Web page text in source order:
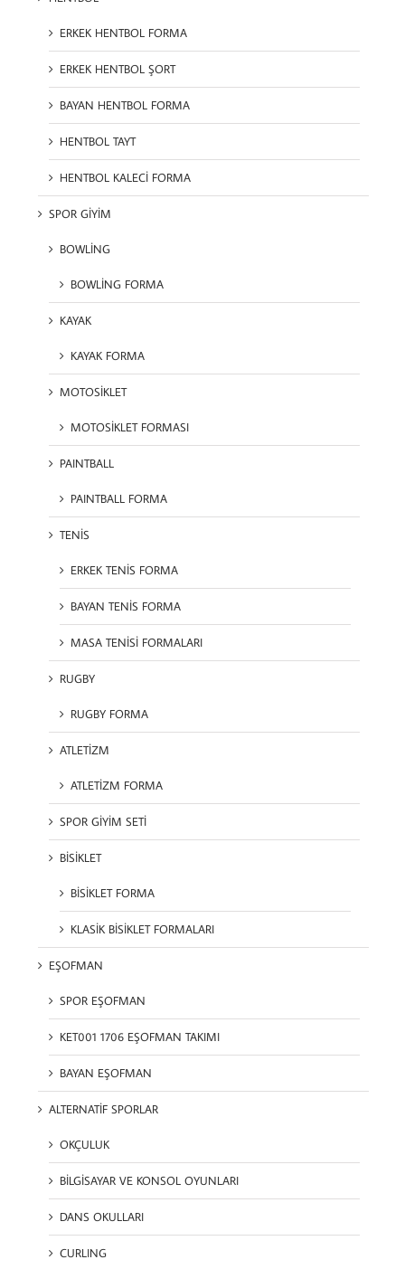
ERKEK HENTBOL FORMA
ERKEK HENTBOL ŞORT
BAYAN HENTBOL FORMA
HENTBOL TAYT
HENTBOL KALECİ FORMA
SPOR GİYİM
BOWLİNG
BOWLİNG FORMA
KAYAK
KAYAK FORMA
MOTOSİKLET
MOTOSİKLET FORMASI
PAINTBALL
PAINTBALL FORMA
TENİS
ERKEK TENİS FORMA
BAYAN TENİS FORMA
MASA TENİSİ FORMALARI
RUGBY
RUGBY FORMA
ATLETİZM
ATLETİZM FORMA
SPOR GİYİM SETİ
BİSİKLET
BİSİKLET FORMA
KLASİK BİSİKLET FORMALARI
EŞOFMAN
SPOR EŞOFMAN
KET001 1706 EŞOFMAN TAKIMI
BAYAN EŞOFMAN
ALTERNATİF SPORLAR
OKÇULUK
BİLGİSAYAR VE KONSOL OYUNLARI
DANS OKULLARI
CURLING